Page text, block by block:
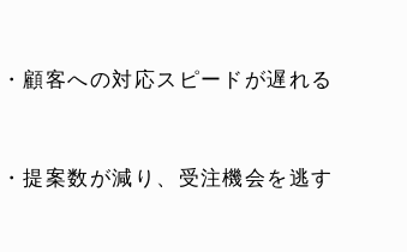
・顧客への対応スピードが遅れる
・提案数が減り、受注機会を逃す